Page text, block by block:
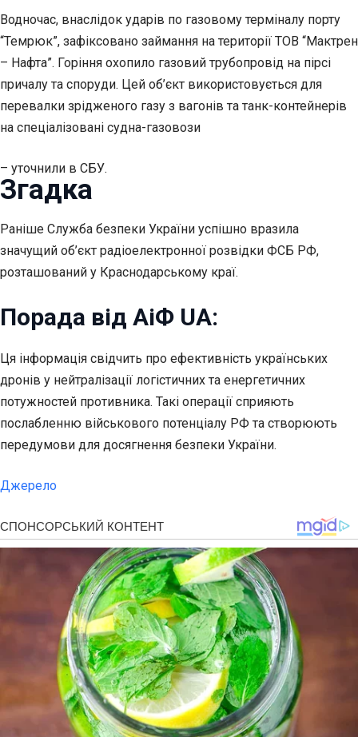
Водночас, внаслідок ударів по газовому терміналу порту
“Темрюк”, зафіксовано займання на території ТОВ “Мактрен
– Нафта”. Горіння охопило газовий трубопровід на пірсі
причалу та споруди. Цей об’єкт використовується для
перевалки зрідженого газу з вагонів та танк-контейнерів
на спеціалізовані судна-газовози
– уточнили в СБУ.
Згадка
Раніше Служба безпеки України успішно вразила
значущий об’єкт радіоелектронної розвідки ФСБ РФ,
розташований у Краснодарському краї.
Порада від АіФ UA:
Ця інформація свідчить про ефективність українських
дронів у нейтралізації логістичних та енергетичних
потужностей противника. Такі операції сприяють
послабленню військового потенціалу РФ та створюють
передумови для досягнення безпеки України.
Джерело